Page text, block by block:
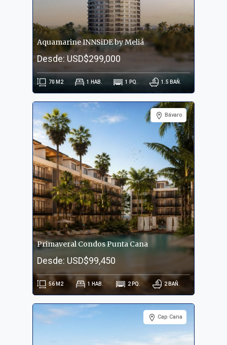
Aquamarine INNSiDE by Meliá
Desde: USD$299,000
70 M2 1 HAB. 1 PQ. 1.5 BAÑ.
Bávaro
Primaveral Condos Punta Cana
Desde: USD$99,450
56M2 1 HAB. 2PQ. 2 BAÑ.
Cap Cana